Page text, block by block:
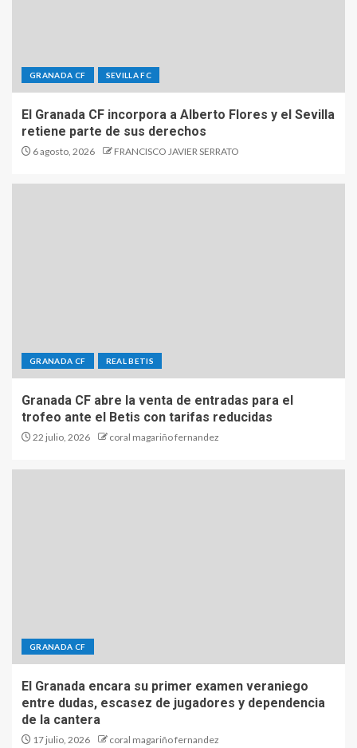
GRANADA CF SEVILLA FC
El Granada CF incorpora a Alberto Flores y el Sevilla
retiene parte de sus derechos
6 agosto, 2026 FRANCISCO JAVIER SERRATO
GRANADA CF REAL BETIS
Granada CF abre la venta de entradas para el
trofeo ante el Betis con tarifas reducidas
22 julio, 2026 coral magariño fernandez
GRANADA CF
El Granada encara su primer examen veraniego
entre dudas, escasez de jugadores y dependencia
de la cantera
17 julio, 2026 coral magariño fernandez